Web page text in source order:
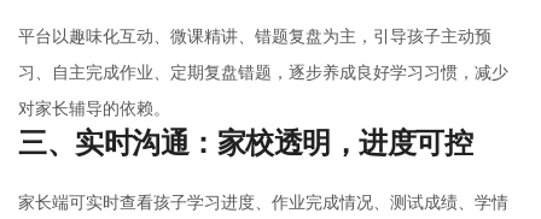
平台以趣味化互动、微课精讲、错题复盘为主，引导孩子主动预
习、自主完成作业、定期复盘错题，逐步养成良好学习习惯，减少
对家长辅导的依赖。
三、实时沟通：家校透明，进度可控
家长端可实时查看孩子学习进度、作业完成情况、测试成绩、学情